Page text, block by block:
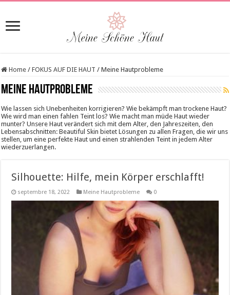
Home / FOKUS AUF DIE HAUT / Meine Hautprobleme
Meine Hautprobleme
Wie lassen sich Unebenheiten korrigieren? Wie bekämpft man trockene Haut?
Wie wird man einen fahlen Teint los? Wie macht man müde Haut wieder
munter? Unsere Haut verändert sich mit dem Alter, den Jahreszeiten, den
Lebensabschnitten: Beautiful Skin bietet Lösungen zu allen Fragen, die wir uns
stellen, um eine perfekte Haut und einen strahlenden Teint in jedem Alter
wiederzuerlangen.
Silhouette: Hilfe, mein Körper erschlafft!
septembre 18, 2022 Meine Hautprobleme 0